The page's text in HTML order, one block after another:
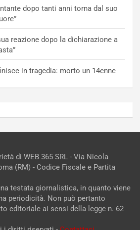
dopo tanti anni torna dal suo
reazione dopo la dichiarazione a
in tragedia: morto un 14enne
di WEB 365 SRL - Via Nicola
(RM) - Codice Fiscale e Partita
testata giornalistica, in quanto viene
periodicità. Non può pertanto
editoriale ai sensi della legge n. 62